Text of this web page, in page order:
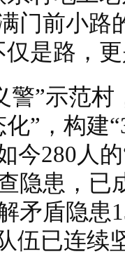
门前小路
是路，
警”示范村
”，构建
今280人
隐患，已
矛盾隐患
伍已连续